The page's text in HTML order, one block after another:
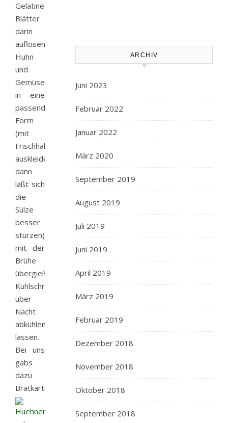
Gelatine-
Blätter
darin
auflösen.
Huhn
und
Gemüse
in eine
passende
Form
(mit
Frischhaltefolie
auskleiden,
dann
läßt sich
die
Sülze
besser
stürzen)
mit der
Brühe
übergießen.Im
Kühlschrank
über
Nacht
abkühlen
lassen.
Bei uns
gabs
dazu
Bratkartoffeln.
ARCHIV
Juni 2023
Februar 2022
Januar 2022
März 2020
September 2019
August 2019
Juli 2019
Juni 2019
April 2019
März 2019
Februar 2019
Dezember 2018
November 2018
Oktober 2018
September 2018